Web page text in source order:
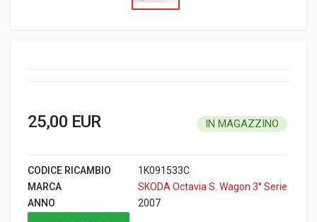
25,00 EUR IN MAGAZZINO
CODICE RICAMBIO
1K091533C
MARCA
SKODA Octavia S. Wagon 3° Serie
ANNO
2007